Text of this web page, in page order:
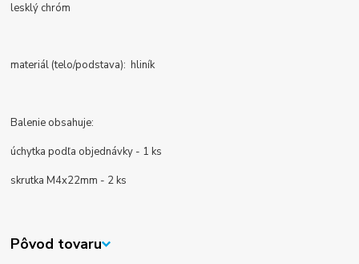
lesklý chróm
materiál (telo/podstava): hliník
Balenie obsahuje:
úchytka podľa objednávky - 1 ks
skrutka M4x22mm - 2 ks
Pôvod tovaru